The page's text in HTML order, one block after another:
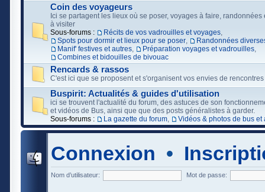
Coin des voyageurs
Ici se partagent les lieux où se poser, voyages à faire, randonnées
à visiter
Sous-forums :
Récits de vos vadrouilles et voyages,
Spots pour dormir et lieux pour se poser,
Randonnées
Manif' festives et autres, Préparation voyages et vadrouilles,
Combines et bidouilles de bivouac
Rencards & rassos
C'est ici que se proposent et s'organisent vos envies de rencontres
Buspirit: Actualités & guides d'utilisation
ici se trouvent l'actualité du forum, des astuces de son
et vidéos de Bus, ainsi que que des posts généralistes à garder.
Sous-forums :
La gazette du forum, Vidéos & photos de bus et
Connexion •
Nom d’utilisateur: Mot de passe: